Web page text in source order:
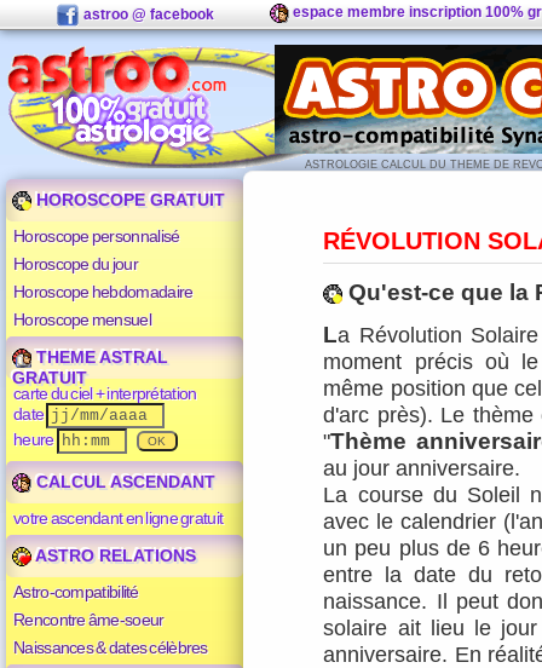
astroo @ facebook espace membre inscription 100%
ASTROLOGIE CALCUL DU THEME DE
HOROSCOPE GRATUIT
Horoscope personnalisé
Horoscope du jour
Horoscope hebdomadaire
Horoscope mensuel
THEME ASTRAL
GRATUIT
carte du ciel + interprétation
date
heure
CALCUL ASCENDANT
votre ascendant en ligne gratuit
ASTRO RELATIONS
Astro-compatibilité
Rencontre âme-soeur
Naissances & dates célèbres
RÉVOLUTION
Qu'est-ce que la
La Révolution
moment précis où
même position que
d'arc près). Le
"Thème
au jour anniversaire.
La course du Soleil
avec le calendrier
un peu plus de 6
entre la date du
naissance. Il peut
solaire ait lieu le
anniversaire. En